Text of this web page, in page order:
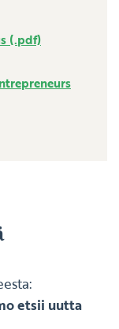
(.pdf)
etsii uutta